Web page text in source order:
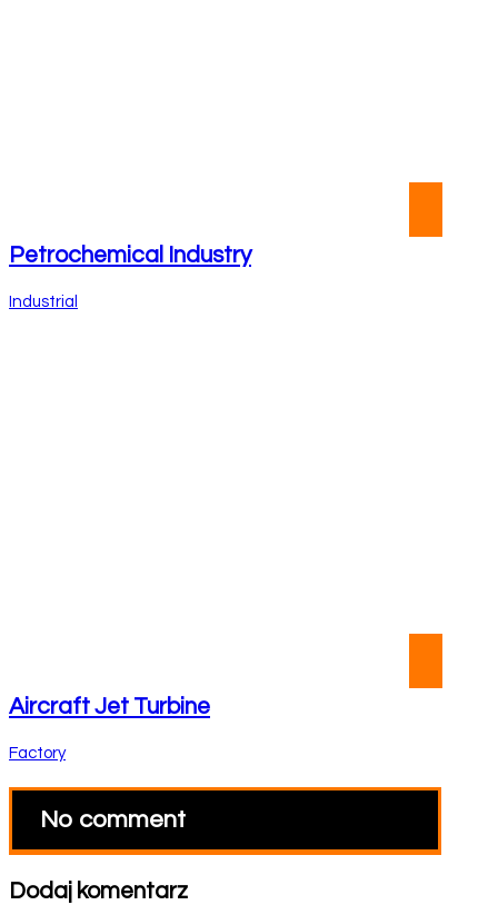
Petrochemical Industry
Industrial
Aircraft Jet Turbine
Factory
No comment
Dodaj komentarz